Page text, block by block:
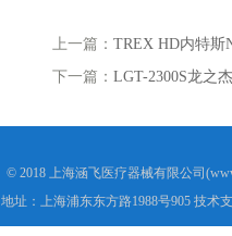
上一篇： TREX HD内特斯
下一篇： LGT-2300S龙之
© 2018 上海涵飞医疗器械有限公司
地址：上海浦东东方路1988号905 技术